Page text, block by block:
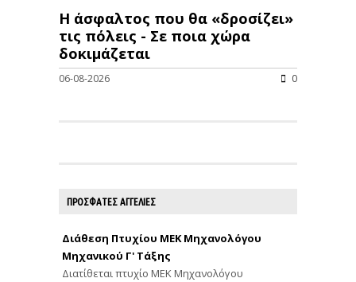
Η άσφαλτος που θα «δροσίζει»
τις πόλεις - Σε ποια χώρα
δοκιμάζεται
06-08-2026 0
ΠΡΟΣΦΑΤΕΣ ΑΓΓΕΛΙΕΣ
Διάθεση Πτυχίου ΜΕΚ Μηχανολόγου
Μηχανικού Γ' Τάξης
Διατίθεται πτυχίο ΜΕΚ Μηχανολόγου